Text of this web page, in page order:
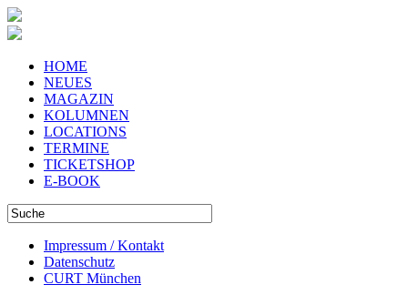
HOME
NEUES
MAGAZIN
KOLUMNEN
LOCATIONS
TERMINE
TICKETSHOP
E-BOOK
Impressum / Kontakt
Datenschutz
CURT München